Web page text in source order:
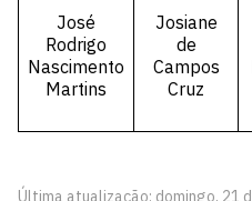
José
Rodrigo
Nascimento
Martins
Josiane
de
Campos
Cruz
Última atualização: domingo, 21